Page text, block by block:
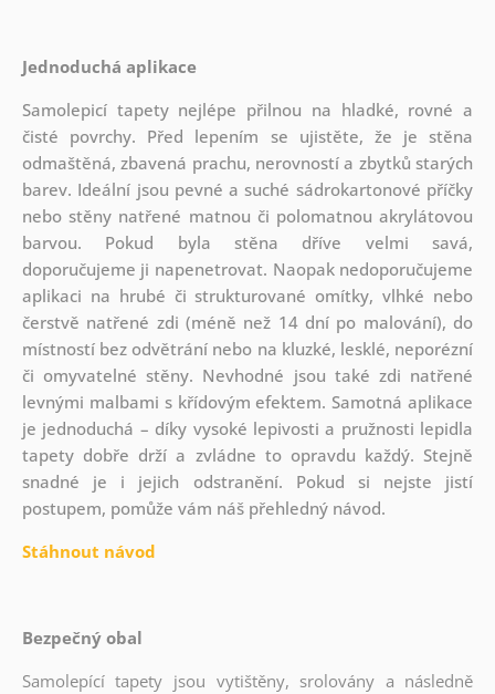
Jednoduchá aplikace
Samolepicí tapety nejlépe přilnou na hladké, rovné a
čisté povrchy. Před lepením se ujistěte, že je stěna
odmaštěná, zbavená prachu, nerovností a zbytků starých
barev. Ideální jsou pevné a suché sádrokartonové příčky
nebo stěny natřené matnou či polomatnou akrylátovou
barvou. Pokud byla stěna dříve velmi savá,
doporučujeme ji napenetrovat. Naopak nedoporučujeme
aplikaci na hrubé či strukturované omítky, vlhké nebo
čerstvě natřené zdi (méně než 14 dní po malování), do
místností bez odvětrání nebo na kluzké, lesklé, neporézní
či omyvatelné stěny. Nevhodné jsou také zdi natřené
levnými malbami s křídovým efektem. Samotná aplikace
je jednoduchá – díky vysoké lepivosti a pružnosti lepidla
tapety dobře drží a zvládne to opravdu každý. Stejně
snadné je i jejich odstranění. Pokud si nejste jistí
postupem, pomůže vám náš přehledný návod.
Stáhnout návod
Bezpečný obal
Samolepící tapety jsou vytištěny, srolovány a následně